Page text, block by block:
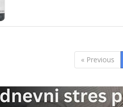
« Previous